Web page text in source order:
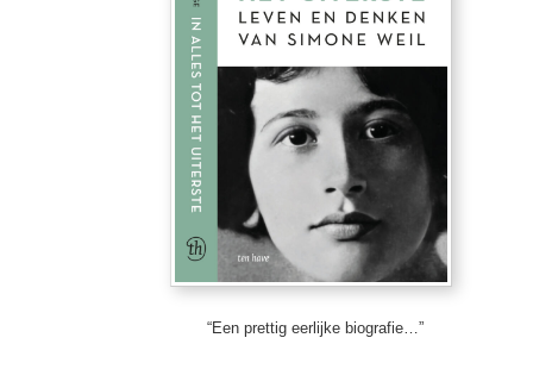
“Een prettig eerlijke biografie…”